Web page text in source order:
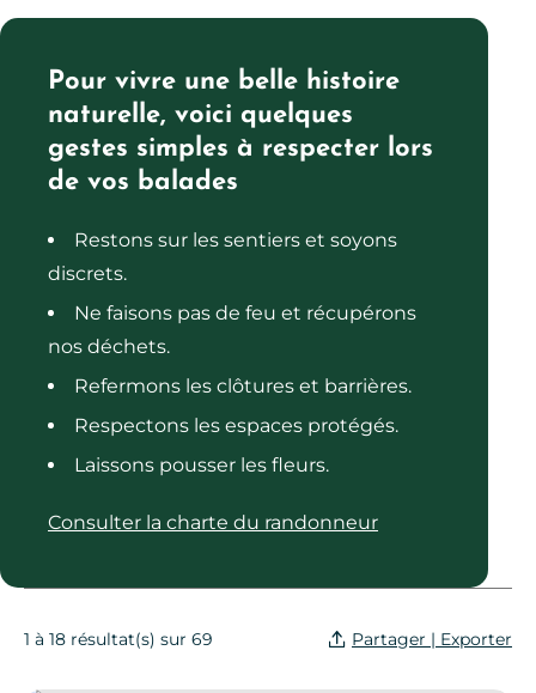
Pour vivre une belle histoire
naturelle, voici quelques
gestes simples à respecter lors
de vos balades
Restons sur les sentiers et soyons
discrets.
Ne faisons pas de feu et récupérons
nos déchets.
Refermons les clôtures et barrières.
Respectons les espaces protégés.
Laissons pousser les fleurs.
Consulter la charte du randonneur
1 à 18 résultat(s) sur 69 Partager | Exporter